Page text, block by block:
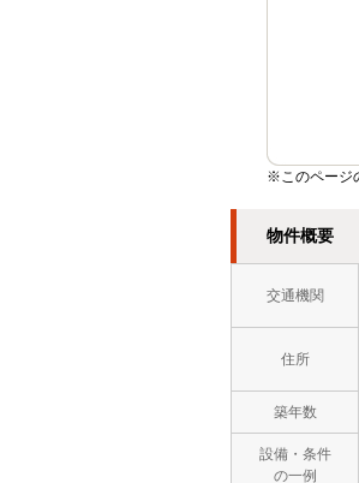
※このページ
物件概要
交通機関
住所
築年数
設備・条件
の一例